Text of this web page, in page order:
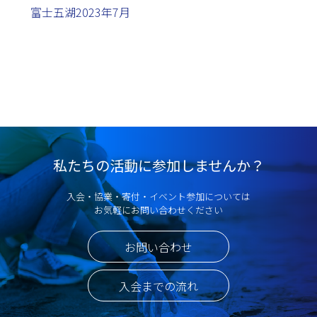
富士五湖2023年7月
私たちの活動に参加しませんか？
入会・協業・寄付・イベント参加については
お気軽にお問い合わせください
お問い合わせ
入会までの流れ